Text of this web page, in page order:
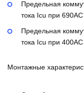
Предельная
тока Icu при
Предельная
тока Icu при
Монтажные